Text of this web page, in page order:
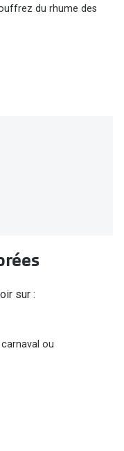
du rhume des
sur :
ou